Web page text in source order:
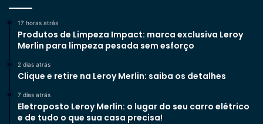
17 horas atrás
Produtos de Limpeza Impact: marca exclusiva Leroy
Merlin para limpeza pesada sem esforço
2 dias atrás
Clique e retire na Leroy Merlin: saiba os detalhes
7 dias atrás
Eletroposto Leroy Merlin: o lugar do seu carro elétrico
e de tudo o que sua casa precisa!